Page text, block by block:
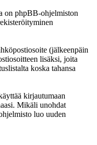
on phpBB-ohjelmiston
(jälkeenpäin
lisäksi, joita
koska tahansa
kirjautumaan
Mikäli unohdat
luo uuden